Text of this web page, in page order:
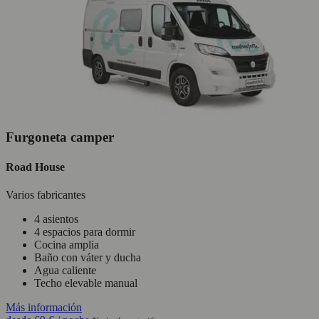
Furgoneta camper
Road House
Varios fabricantes
4 asientos
4 espacios para dormir
Cocina amplia
Baño con váter y ducha
Agua caliente
Techo elevable manual
Más información